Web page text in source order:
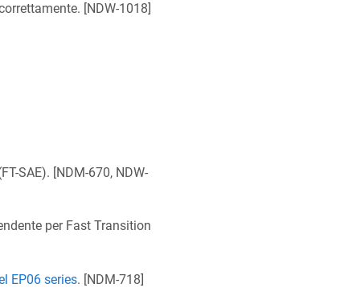
[NDW-1018]
SAE). [NDM-670, NDW-
per Fast Transition
EP06 series. [NDM-718]